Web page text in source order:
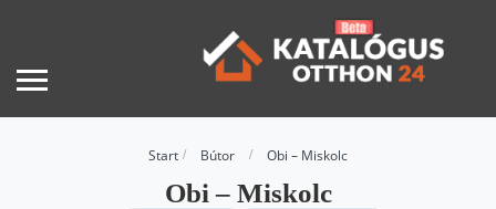
Start Bútor Obi – Miskolc
Obi – Miskolc